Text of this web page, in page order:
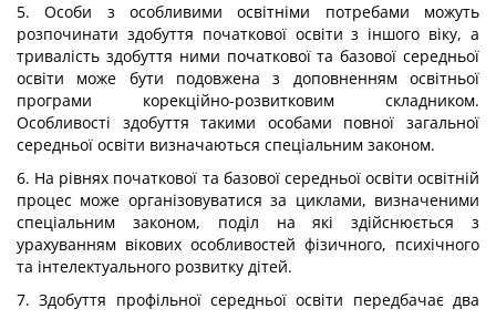
5. Особи з особливими освітніми потребами можуть
розпочинати здобуття початкової освіти з іншого віку, а
тривалість здобуття ними початкової та базової середньої
освіти може бути подовжена з доповненням освітньої
програми корекційно-розвитковим складником.
Особливості здобуття такими особами повної загальної
середньої освіти визначаються спеціальним законом.
6. На рівнях початкової та базової середньої освіти освітній
процес може організовуватися за циклами, визначеними
спеціальним законом, поділ на які здійснюється з
урахуванням вікових особливостей фізичного, психічного
та інтелектуального розвитку дітей.
7. Здобуття профільної середньої освіти передбачає два